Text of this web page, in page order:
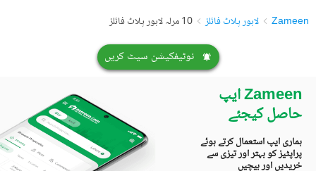
Zameen لاہور پلاٹ فائلز 10 مرلہ لاہور پلاٹ فائلز
نوٹیفکیشن سیٹ کریں
Zameen ایپ
حاصل کیجئے
ہماری ایپ استعمال کرتے ہوئے
پراپٹیز کو بہتر اور تیزی سے
خریدیں اور بیچیں